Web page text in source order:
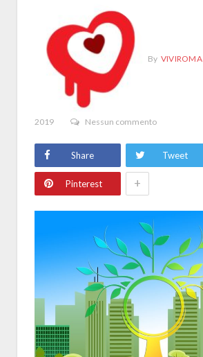
By VIVIROMA
2019 Nessun commento
Share Tweet
Pinterest +